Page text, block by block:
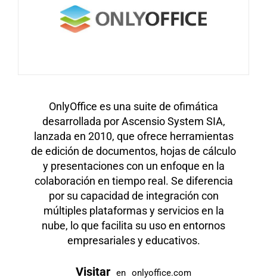
OnlyOffice es una suite de ofimática
desarrollada por Ascensio System SIA,
lanzada en 2010, que ofrece herramientas
de edición de documentos, hojas de cálculo
y presentaciones con un enfoque en la
colaboración en tiempo real. Se diferencia
por su capacidad de integración con
múltiples plataformas y servicios en la
nube, lo que facilita su uso en entornos
empresariales y educativos.
Visitar en onlyoffice.com